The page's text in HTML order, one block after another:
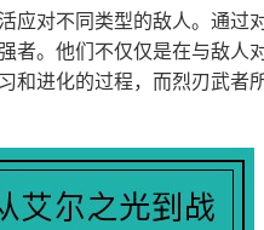
应对不同类型的敌人。通过
者。他们不仅仅是在与敌人
和进化的过程，而烈刃武者